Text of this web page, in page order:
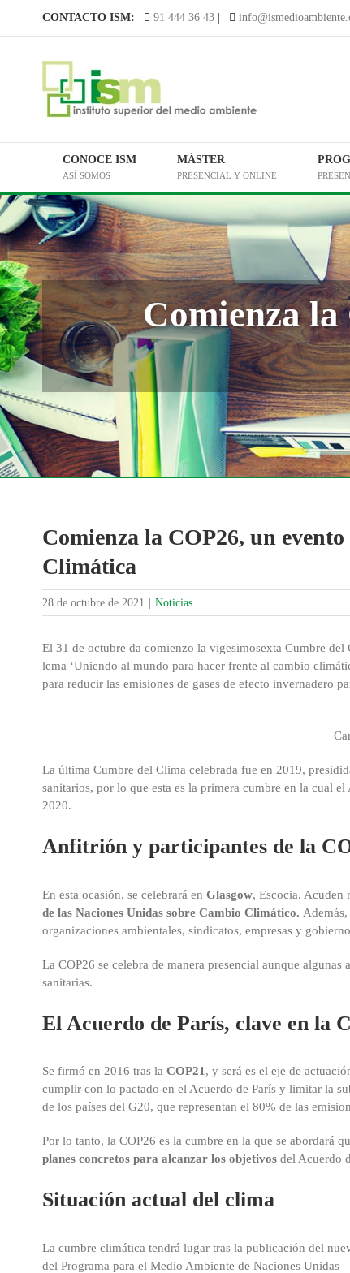
CONTACTO ISM: 91 444 36 43
CONOCE ISM
ASÍ SOMOS
MÁSTER
PRESENCIAL Y ONLINE
Comienza
Comienza la COP26, un
Climática
28 de octubre de 2021 Noticias
El 31 de octubre da comienzo la vigesimosexta Cumbre
lema ‘Uniendo al mundo para hacer frente al cambio
para reducir las emisiones de gases de efecto invernadero
La última Cumbre del Clima celebrada fue en 2019,
sanitarios, por lo que esta es la primera cumbre en la cual
2020.
Anfitrión y participantes de la
En esta ocasión, se celebrará en Glasgow, Escocia. Acuden
de las Naciones Unidas sobre Cambio Climático.
organizaciones ambientales, sindicatos, empresas y
La COP26 se celebra de manera presencial aunque
sanitarias.
El Acuerdo de París, clave en la
Se firmó en 2016 tras la COP21 , y será es el eje de
cumplir con lo pactado en el Acuerdo de París y limitar la
de los países del G20, que representan el 80% de las
Por lo tanto, la COP26 es la cumbre en la que se abordará
planes concretos para alcanzar los objetivos del Acuerdo
Situación actual del clima
La cumbre climática tendrá lugar tras la publicación del
del Programa para el Medio Ambiente de Naciones Unidas